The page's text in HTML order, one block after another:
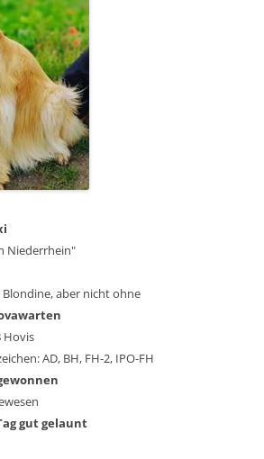
Niederrhein"
aber nicht ohne
Hovis
AD, BH, FH-2, IPO-FH
gut gelaunt